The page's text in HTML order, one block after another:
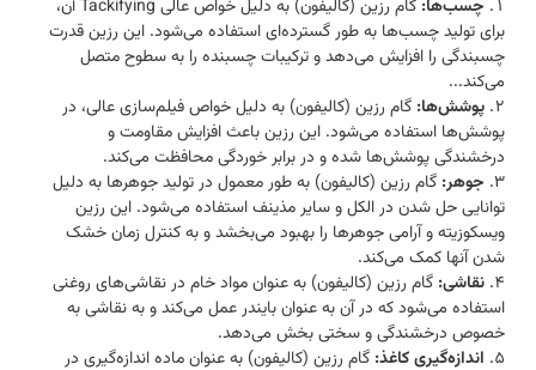
چسب‌ها:
گام رزین (کالیفون) به دلیل خواص عالی Tackifying آن،
برای تولید چسب‌ها به طور گسترده‌ای استفاده می‌شود. این رزین قدرت
چسبندگی را افزایش می‌دهد و ترکیبات چسبنده را به سطوح متصل
می‌کند...
پوشش‌ها: گام رزین (کالیفون) به دلیل خواص فیلم‌سازی عالی، در
پوشش‌ها استفاده می‌شود. این رزین باعث افزایش مقاومت و
درخشندگی پوشش‌ها شده و در برابر خوردگی محافظت می‌کند.
جوهر: گام رزین (کالیفون) به طور معمول در تولید جوهرها به دلیل
توانایی حل شدن در الکل و سایر مذینف استفاده می‌شود. این رزین
ویسکوزیته و آرامی جوهرها را بهبود می‌بخشد و به کنترل زمان خشک
شدن آنها کمک می‌کند.
نقاشی: گام رزین (کالیفون) به عنوان مواد خام در نقاشی‌های روغنی
استفاده می‌شود که در آن به عنوان بایندر عمل می‌کند و به نقاشی به
خصوص درخشندگی و سختی بخش می‌دهد.
اندازه‌گیری کاغذ: گام رزین (کالیفون) به عنوان ماده اندازه‌گیری در